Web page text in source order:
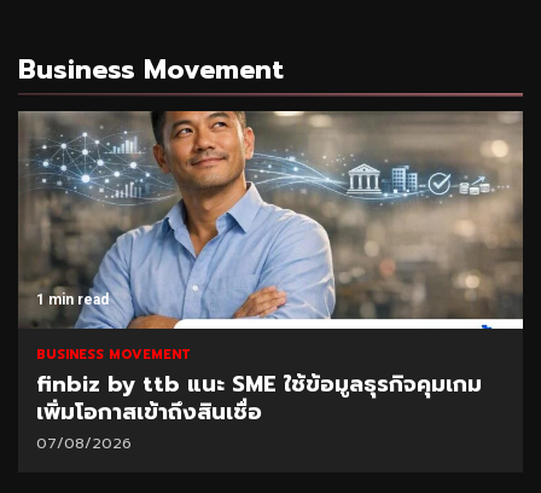
Business Movement
1 min read
BUSINESS MOVEMENT
finbiz by ttb แนะ SME ใช้ข้อมูลธุรกิจคุมเกม
เพิ่มโอกาสเข้าถึงสินเชื่อ
07/08/2026